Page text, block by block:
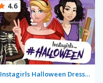
Instagirls Halloween Dress Up
4.6